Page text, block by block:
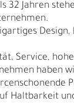
32 Jahren
Service,
haben
Haltbarkeit